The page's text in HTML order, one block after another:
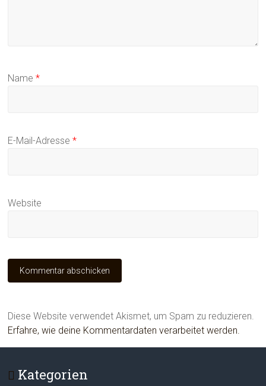
Name*
E-Mail-Adresse*
Website
Diese Website verwendet Akismet, um Spam zu reduzieren.
Erfahre, wie deine Kommentardaten verarbeitet werden.
Kategorien